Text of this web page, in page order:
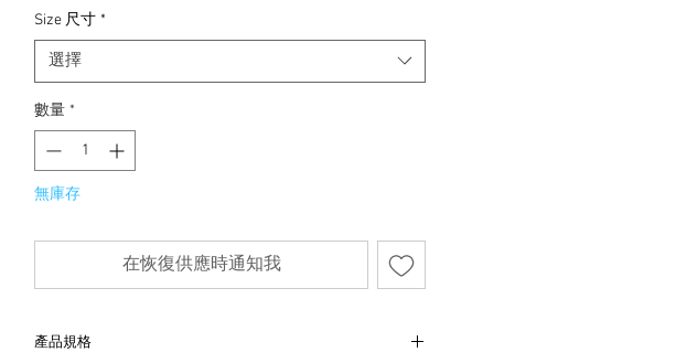
Size 尺寸 *
選擇
數量 *
無庫存
在恢復供應時通知我
產品規格